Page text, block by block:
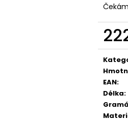
Měrná
cena:
EAN:
Délka: